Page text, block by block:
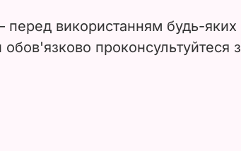
перед використанням будь-яких
проконсультуйтеся з